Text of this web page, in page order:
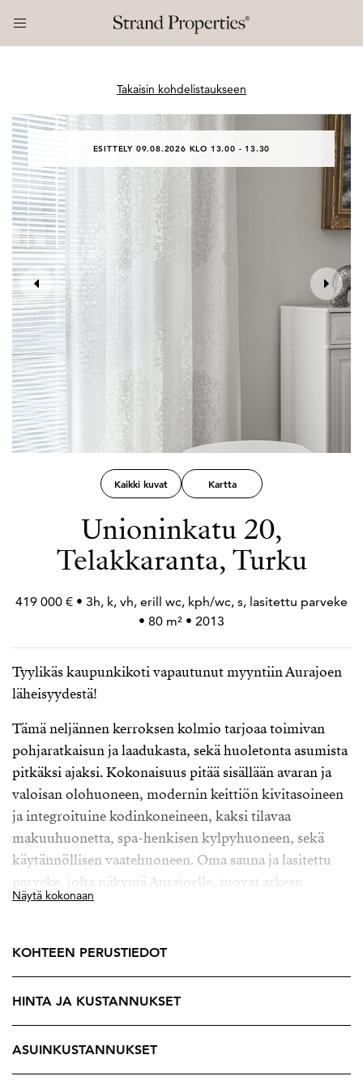
Takaisin kohdelistaukseen
ESITTELY 09.08.2026 KLO 13.00 - 13.30
Kaikki kuvat Kartta
Unioninkatu 20,
Telakkaranta, Turku
419 000 € • 3h, k, vh, erill wc, kph/wc, s, lasitettu parveke
• 80 m² • 2013
Tyylikäs kaupunkikoti vapautunut myyntiin Aurajoen
läheisyydestä!
Tämä neljännen kerroksen kolmio tarjoaa toimivan
pohjaratkaisun ja laadukasta, sekä huoletonta asumista
pitkäksi ajaksi. Kokonaisuus pitää sisällään avaran ja
valoisan olohuoneen, modernin keittiön kivitasoineen
ja integroituine kodinkoneineen, kaksi tilavaa
makuuhuonetta, spa-henkisen kylpyhuoneen, sekä
käytännöllisen vaatehuoneen. Oma sauna ja lasitettu
parveke, jolta näkymä Aurajoelle, tuovat arkeen
ripauksen luksusta. Vesikiertoinen lattialämmitys ja
asumismukavuuden.
Vuonna 2013 valmistunut Asunto Oy Turun
Androksenranta sijaitsee omalla tontillaan ja lämpiää
edullisesti, sekä energiatehokkaasti kaukolämmöllä.
Yhtiö on hyvin hoidettu, eikä merkittäviä
korjaustarpeita ole näköpiirissä. Taloyhtiö koostuu
Näytä kokonaan
KOHTEEN PERUSTIEDOT
HINTA JA KUSTANNUKSET
ASUINKUSTANNUKSET